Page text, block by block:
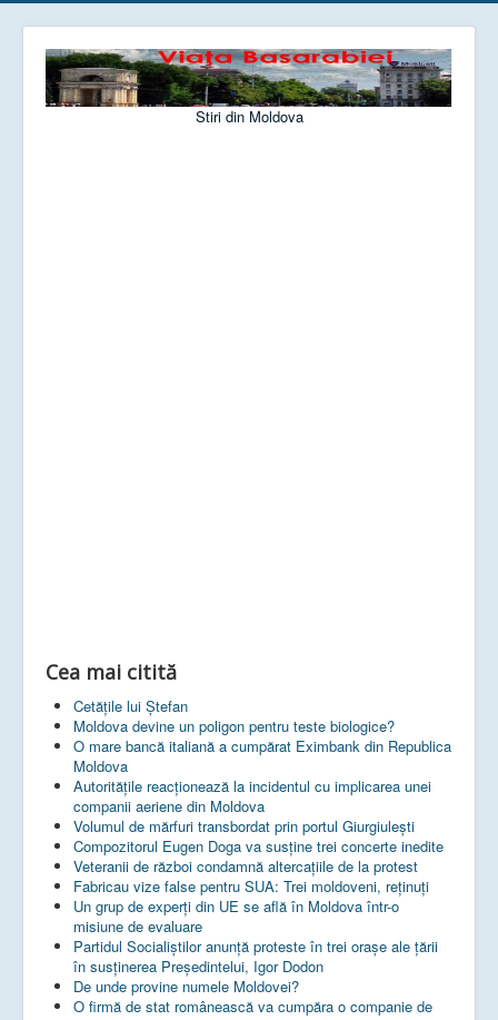
Stiri din Moldova
Cea mai citită
Cetățile lui Ștefan
Moldova devine un poligon pentru teste biologice?
O mare bancă italiană a cumpărat Eximbank din Republica
Moldova
Autoritățile reacționează la incidentul cu implicarea unei
companii aeriene din Moldova
Volumul de mărfuri transbordat prin portul Giurgiulești
Compozitorul Eugen Doga va susţine trei concerte inedite
Veteranii de război condamnă altercaţiile de la protest
Fabricau vize false pentru SUA: Trei moldoveni, reținuți
Un grup de experţi din UE se află în Moldova într-o
misiune de evaluare
Partidul Socialiștilor anunță proteste în trei orașe ale țării
în susținerea Președintelui, Igor Dodon
De unde provine numele Moldovei?
O firmă de stat românească va cumpăra o companie de